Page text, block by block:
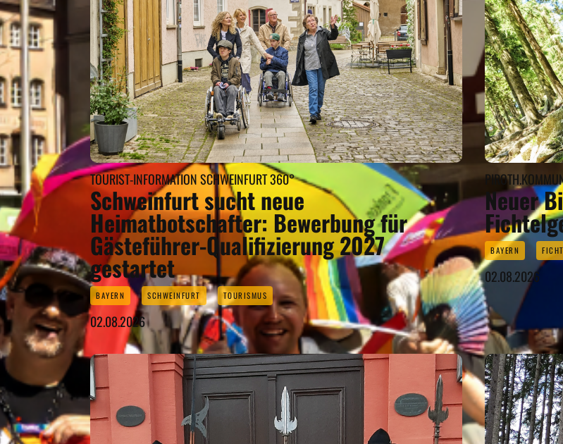
TOURIST-INFORMATION SCHWEINFURT 360°
Schweinfurt sucht neue
Heimatbotschafter: Bewerbung für
Gästeführer-Qualifizierung 2027
gestartet
BAYERN SCHWEINFURT TOURISMUS
02.08.2026
Neuer
BAYERN
02.08.2026